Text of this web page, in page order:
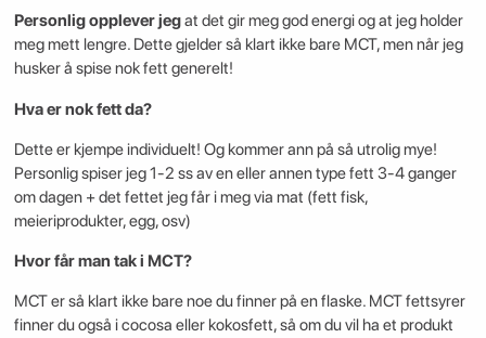
Personlig opplever jegat det gir meg god energi og at jeg holder
meg mett lengre. Dette gjelder så klart ikke bare MCT, men når jeg
husker å spise nok fett generelt!
Hva er nok fett da?
Dette er kjempe individuelt! Og kommer ann på så utrolig mye!
Personlig spiser jeg 1-2 ss av en eller annen type fett 3-4 ganger
om dagen + det fettet jeg får i meg via mat (fett fisk,
meieriprodukter, egg, osv)
Hvor får man tak i MCT?
MCT er så klart ikke bare noe du finner på en flaske. MCT fettsyrer
finner du også i cocosa eller kokosfett, så om du vil ha et produkt